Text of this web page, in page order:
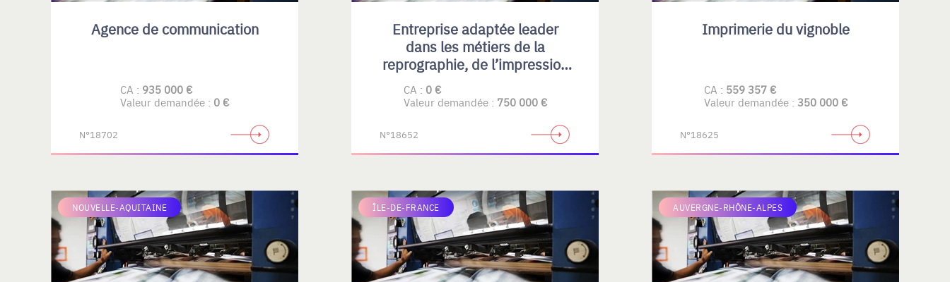
Agence de communication
CA : 935 000 €
Valeur demandée : 0 €
N°18702
Entreprise adaptée leader
dans les métiers de la
reprographie, de l’impression
CA : 0 €
Valeur demandée : 750 000 €
N°18652
Imprimerie du vignoble
CA : 559 357 €
Valeur demandée : 350 000 €
N°18625
NOUVELLE-AQUITAINE ÎLE-DE-FRANCE AUVERGNE-RHÔNE-ALPES